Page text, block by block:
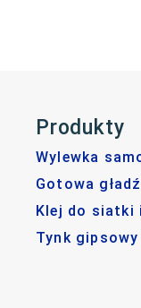
Produkty
Wylewka
Gotowa gładź
Klej do siatki
Tynk gipsowy